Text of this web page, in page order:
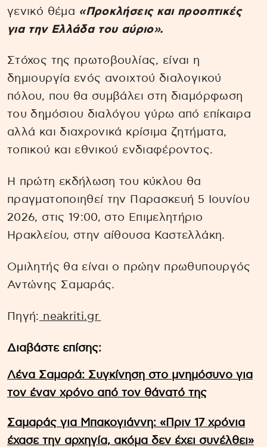
γενικό θέμα «Προκλήσεις και προοπτικές
για την Ελλάδα του αύριο».
Στόχος της πρωτοβουλίας, είναι η
δημιουργία ενός ανοιχτού διαλογικού
πόλου, που θα συμβάλει στη διαμόρφωση
του δημόσιου διαλόγου γύρω από επίκαιρα
αλλά και διαχρονικά κρίσιμα ζητήματα,
τοπικού και εθνικού ενδιαφέροντος.
Η πρώτη εκδήλωση του κύκλου θα
πραγματοποιηθεί την Παρασκευή 5 Ιουνίου
2026, στις 19:00, στο Επιμελητήριο
Ηρακλείου, στην αίθουσα Καστελλάκη.
Ομιλητής θα είναι ο πρώην πρωθυπουργός
Αντώνης Σαμαράς.
Πηγή: neakriti.gr
Διαβάστε επίσης:
Λένα Σαμαρά: Συγκίνηση στο μνημόσυνο για
τον έναν χρόνο από τον θάνατό της
Σαμαράς για Μπακογιάννη: «Πριν 17 χρόνια
έχασε την αρχηγία, ακόμα δεν έχει συνέλθει»